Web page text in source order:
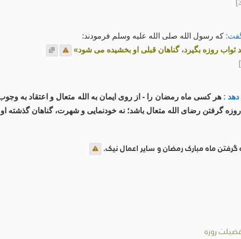
که رسول الله صلی الله علیه وسلم فرمودند:
روزه بگیرد، گناهان قبلی او بخشیده می شود»
: هر کسى ماه رمضان را - از روی ایمان به الله متعال و اعتقاد به
گرفتن رضای الله متعال باشد؛ نه خودنمایی و شهرت، گناهان گذشته
ماه مبارک رمضان و سایر اعمال نیک.
روزه